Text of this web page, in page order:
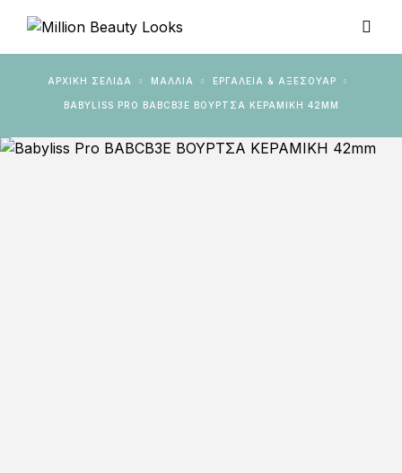
ΑΡΧΙΚΉ ΣΕΛΊΔΑ ΜΑΛΛΙΑ ΕΡΓΑΛΕΊΑ & AΞΕΣΟΥΆΡ
BABYLISS PRO BABCB3E ΒΟΥΡΤΣΑ ΚΕΡΑΜΙΚΗ 42MM